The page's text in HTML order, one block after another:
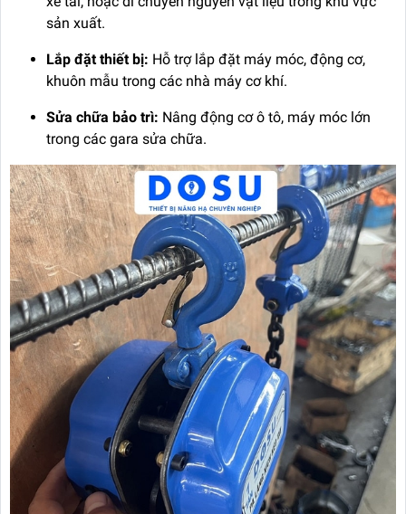
sản xuất.
Lắp đặt thiết bị: Hỗ trợ lắp đặt máy móc, động cơ,
khuôn mẫu trong các nhà máy cơ khí.
Sửa chữa bảo trì: Nâng động cơ ô tô, máy móc lớn
trong các gara sửa chữa.